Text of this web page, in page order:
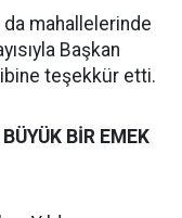
mahallelerinde
Başkan
teşekkür etti.
BİR EMEK